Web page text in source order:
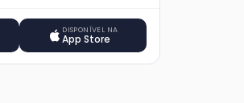
DISPONÍVEL NA
App Store